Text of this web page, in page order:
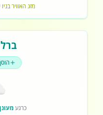
מזג האוויר בניו
כרגע